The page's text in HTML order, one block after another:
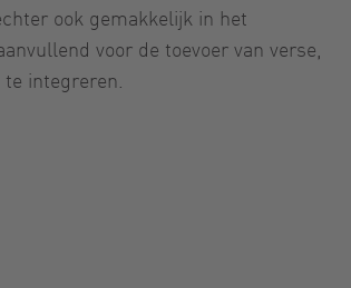
ook gemakkelijk in het
voor de toevoer van verse,
integreren.